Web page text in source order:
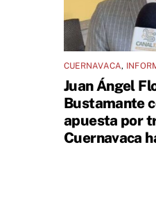
CUERNAVACA,
Juan Ángel
Bustamante
apuesta por
Cuernavaca